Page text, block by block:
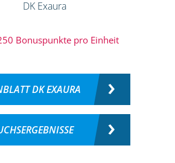
Bonuspunkte pro Einheit
DK EXAURA